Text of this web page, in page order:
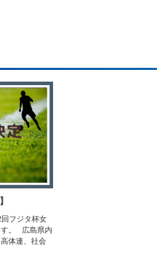
フジタ杯女
す。 広島県内
体連、社会